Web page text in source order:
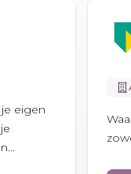
eigen